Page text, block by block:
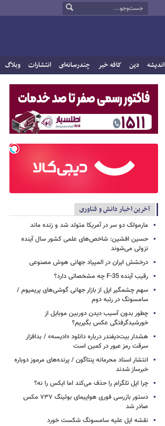
اندیشه دین کافه خبر چندرسانه‌ای انتشارات وبلاگ
آخرین اخبار دانش و فناوری
مارمولک دو سر در آمریکا متولد شد و زنده ماند
حسین افشین: شاخص‌های علمی کشور سال آینده
نزولی می‌شوند
درخشش ایران در المپیاد جهانی هوش مصنوعی
رقیب آینده F-35 چه مشخصاتی دارد؟
سهم چشمگیر اپل از بازار جهانی گوشی‌های پریمیوم /
سامسونگ در رتبه دوم
چطور بدون آسیب دیدن دوربین موبایل از
خورشیدگرفتگی عکس بگیریم؟
هشدار بیت‌دیفندر درباره دانلود «ادیسه» / بدافزار
سرقت رمز عبور در کمین است
انتشار اسناد محرمانه پنتاگون / پرنده‌های مرموز دوباره
خبرساز شدند
چرا اپل تلگرام را حذف می‌کند اما ایکس را نه؟
دستور بازرسی فوری هواپیمای بوئینگ ۷۳۷ مکس
صادر شد
نقشه اپل علیه سامسونگ شکست خورد